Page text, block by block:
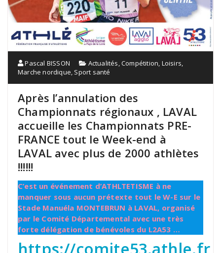
Pascal BISSON Actualités,Compétition, Loisirs,
Marche nordique, Sport santé
Après l’annulation des
Championnats régionaux , LAVAL
accueille les Championnats PRE-
FRANCE tout le Week-end à
LAVAL avec plus de 2000 athlètes
!!!!!!
C’est un événement d’ATHLTETISME à ne
manquer sous aucun prétexte tout le W-E sur le
Stade Manuéla MONTEBRUN à LAVAL, organisé
par le Comité Départemental avec une très
forte délégation de bénévoles du L2A53 …